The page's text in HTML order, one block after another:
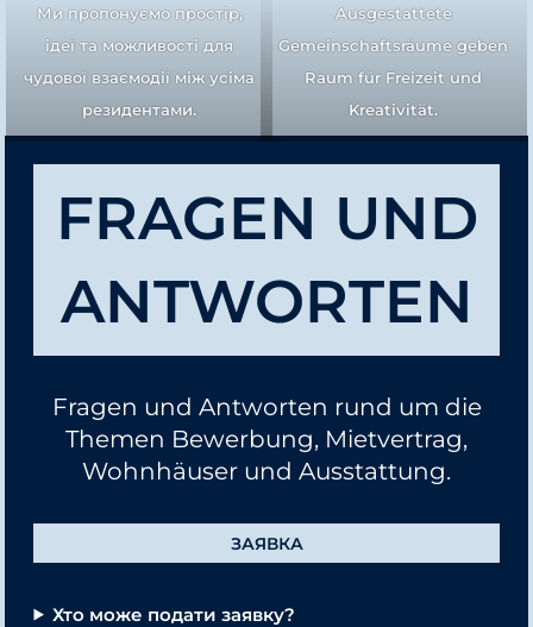
Ми пропонуємо простір,
ідеї та можливості для
чудової взаємодії між усіма
резидентами.
Ausgestattete
Gemeinschaftsräume geben
Raum für Freizeit und
Kreativität.
FRAGEN UND
ANTWORTEN
Fragen und Antworten rund um die
Themen Bewerbung, Mietvertrag,
Wohnhäuser und Ausstattung.
ЗАЯВКА
Хто може подати заявку?